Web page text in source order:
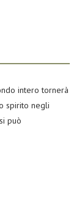
intero tornerà
spirito negli
può